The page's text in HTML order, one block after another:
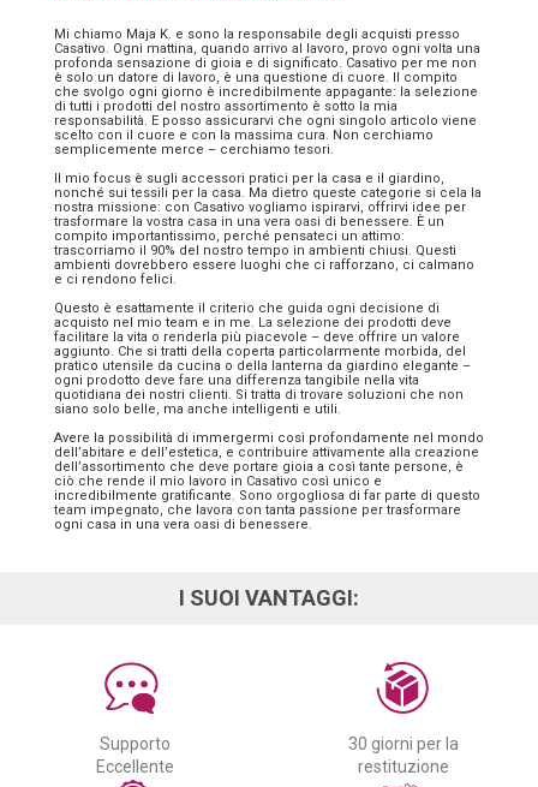
Mi chiamo Maja K. e sono la responsabile degli acquisti presso
Casativo. Ogni mattina, quando arrivo al lavoro, provo ogni volta una
profonda sensazione di gioia e di significato. Casativo per me non
è solo un datore di lavoro, è una questione di cuore. Il compito
che svolgo ogni giorno è incredibilmente appagante: la selezione
di tutti i prodotti del nostro assortimento è sotto la mia
responsabilità. E posso assicurarvi che ogni singolo articolo viene
scelto con il cuore e con la massima cura. Non cerchiamo
semplicemente merce – cerchiamo tesori.
Il mio focus è sugli accessori pratici per la casa e il giardino,
nonché sui tessili per la casa. Ma dietro queste categorie si cela la
nostra missione: con Casativo vogliamo ispirarvi, offrirvi idee per
trasformare la vostra casa in una vera oasi di benessere. È un
compito importantissimo, perché pensateci un attimo:
trascorriamo il 90% del nostro tempo in ambienti chiusi. Questi
ambienti dovrebbero essere luoghi che ci rafforzano, ci calmano
e ci rendono felici.
Questo è esattamente il criterio che guida ogni decisione di
acquisto nel mio team e in me. La selezione dei prodotti deve
facilitare la vita o renderla più piacevole – deve offrire un valore
aggiunto. Che si tratti della coperta particolarmente morbida, del
pratico utensile da cucina o della lanterna da giardino elegante –
ogni prodotto deve fare una differenza tangibile nella vita
quotidiana dei nostri clienti. Si tratta di trovare soluzioni che non
siano solo belle, ma anche intelligenti e utili.
Avere la possibilità di immergermi così profondamente nel mondo
dell’abitare e dell’estetica, e contribuire attivamente alla creazione
dell’assortimento che deve portare gioia a così tante persone, è
ciò che rende il mio lavoro in Casativo così unico e
incredibilmente gratificante. Sono orgogliosa di far parte di questo
team impegnato, che lavora con tanta passione per trasformare
ogni casa in una vera oasi di benessere.
I SUOI VANTAGGI:
Supporto
Eccellente
30 giorni per la
restituzione